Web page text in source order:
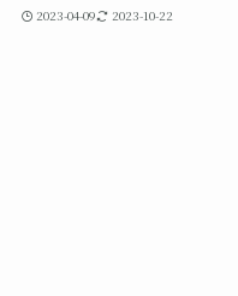
2023-04-09 2023-10-22